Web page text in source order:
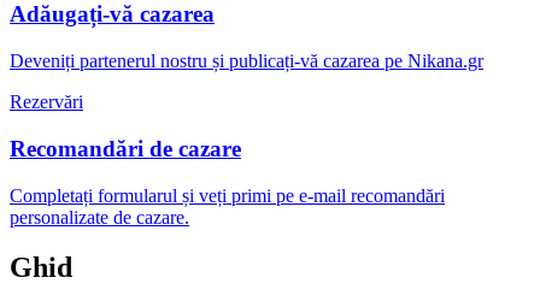
Adăugați-vă cazarea
Deveniți partenerul nostru și publicați-vă cazarea pe Nikana.gr
Rezervări
Recomandări de cazare
Completați formularul și veți primi pe e-mail recomandări
personalizate de cazare.
Ghid